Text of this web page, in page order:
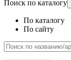
Поиск по каталогу
По каталогу
По сайту